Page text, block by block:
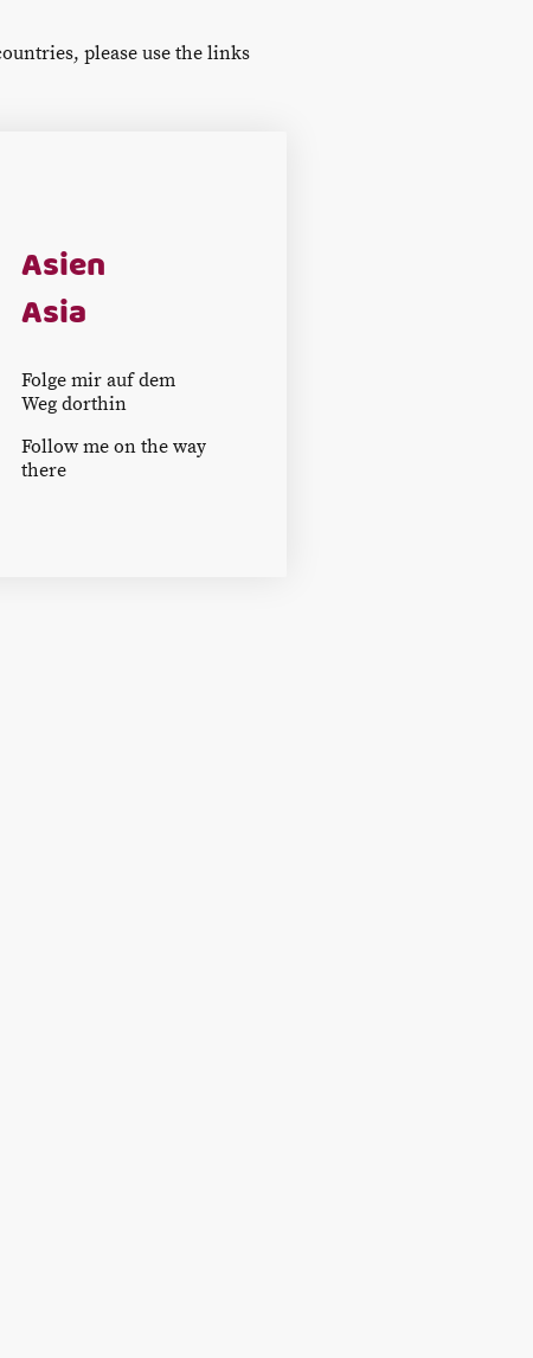
please use the links
Asien
Asia
Folge mir auf dem
Weg dorthin
Follow me on the way
there